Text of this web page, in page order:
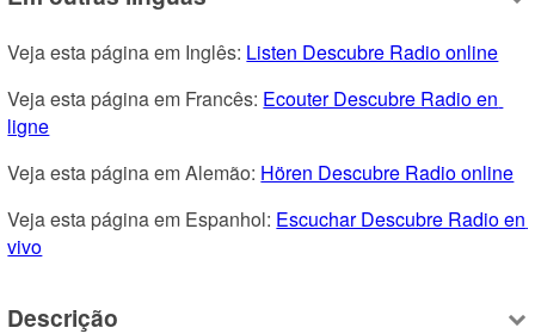
Veja esta página em Inglês: Listen Descubre Radio online
Veja esta página em Francês: Ecouter Descubre Radio en
ligne
Veja esta página em Alemão: Hören Descubre Radio online
Veja esta página em Espanhol: Escuchar Descubre Radio en
vivo
Descrição